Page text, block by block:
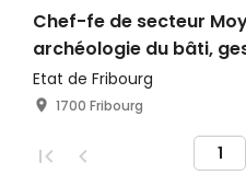
Chef-fe de secteur
archéologie du bâti,
et opérationnelle
Etat de Fribourg
1700 Fribourg